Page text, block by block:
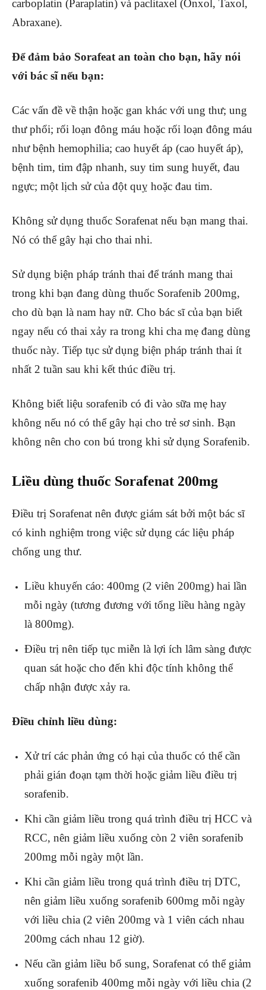
carboplatin (Paraplatin) và paclitaxel (Onxol, Taxol,
Abraxane).
Để đảm bảo Sorafeat an toàn cho bạn, hãy nói
với bác sĩ nếu bạn:
Các vấn đề về thận hoặc gan khác với ung thư; ung
thư phổi; rối loạn đông máu hoặc rối loạn đông máu
như bệnh hemophilia; cao huyết áp (cao huyết áp),
bệnh tim, tim đập nhanh, suy tim sung huyết, đau
ngực; một lịch sử của đột quỵ hoặc đau tim.
Không sử dụng thuốc Sorafenat nếu bạn mang thai.
Nó có thể gây hại cho thai nhi.
Sử dụng biện pháp tránh thai để tránh mang thai
trong khi bạn đang dùng thuốc Sorafenib 200mg,
cho dù bạn là nam hay nữ. Cho bác sĩ của bạn biết
ngay nếu có thai xảy ra trong khi cha mẹ đang dùng
thuốc này. Tiếp tục sử dụng biện pháp tránh thai ít
nhất 2 tuần sau khi kết thúc điều trị.
Không biết liệu sorafenib có đi vào sữa mẹ hay
không nếu nó có thể gây hại cho trẻ sơ sinh. Bạn
không nên cho con bú trong khi sử dụng Sorafenib.
Liều dùng thuốc Sorafenat 200mg
Điều trị Sorafenat nên được giám sát bởi một bác sĩ
có kinh nghiệm trong việc sử dụng các liệu pháp
chống ung thư.
Liều khuyến cáo: 400mg (2 viên 200mg) hai lần
mỗi ngày (tương đương với tổng liều hàng ngày
là 800mg).
Điều trị nên tiếp tục miễn là lợi ích lâm sàng được
quan sát hoặc cho đến khi độc tính không thể
chấp nhận được xảy ra.
Điều chỉnh liều dùng:
Xử trí các phản ứng có hại của thuốc có thể cần
phải gián đoạn tạm thời hoặc giảm liều điều trị
sorafenib.
Khi cần giảm liều trong quá trình điều trị HCC và
RCC, nên giảm liều xuống còn 2 viên sorafenib
200mg mỗi ngày một lần.
Khi cần giảm liều trong quá trình điều trị DTC,
nên giảm liều xuống sorafenib 600mg mỗi ngày
với liều chia (2 viên 200mg và 1 viên cách nhau
200mg cách nhau 12 giờ).
Nếu cần giảm liều bổ sung, Sorafenat có thể giảm
xuống sorafenib 400mg mỗi ngày với liều chia (2